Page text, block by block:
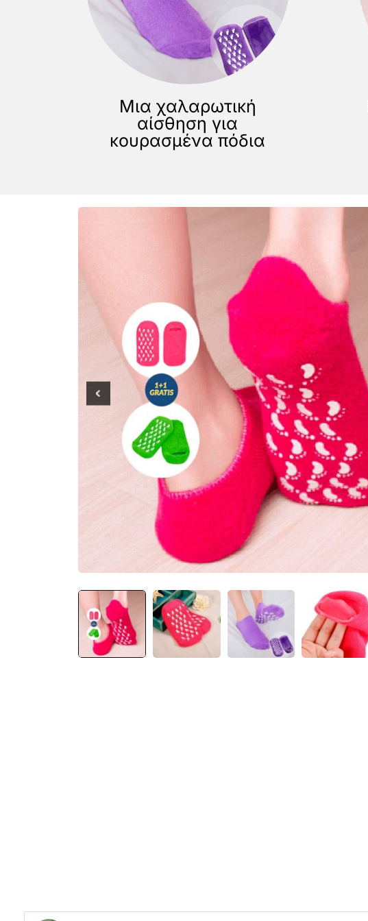
Μια χαλαρωτική
αίσθηση για
κουρασμένα πόδια